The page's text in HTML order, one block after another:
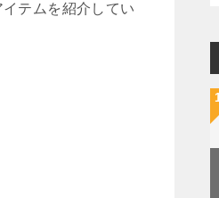
テムを紹介してい